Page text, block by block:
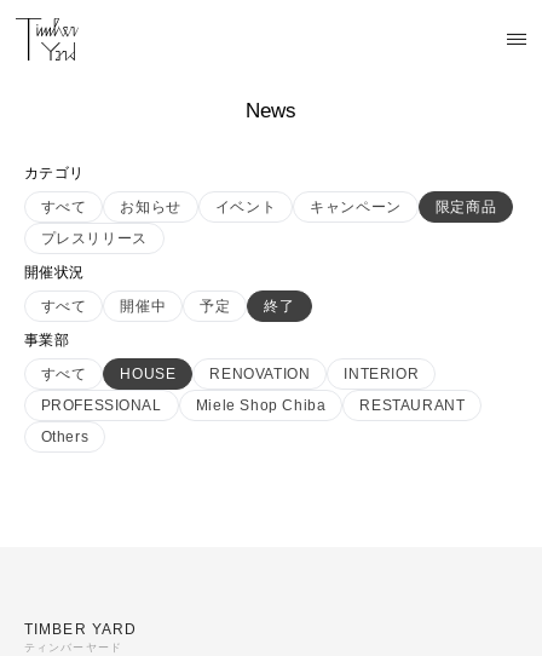
News
カテゴリ
すべて
お知らせ イベント キャンペーン
限定商品
プレスリリース
開催状況
すべて
開催中 予定
終了
事業部
すべて
HOUSE RENOVATION
INTERIOR
PROFESSIONAL
Miele Shop Chiba
RESTAURANT
Others
TIMBER YARD
ティンバーヤード